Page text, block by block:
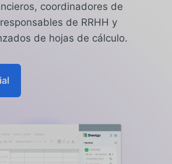
coordinadores de
de RRHH y
de hojas de cálculo.